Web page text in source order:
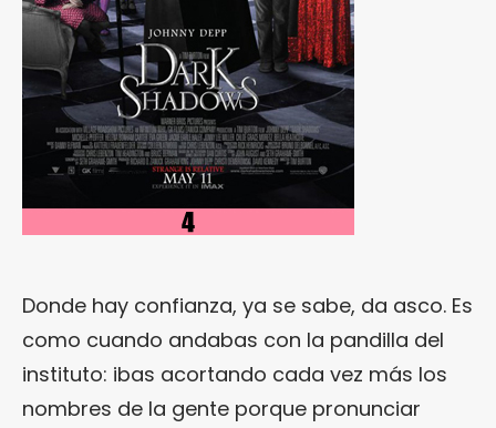
Donde hay confianza, ya se sabe, da asco. Es
como cuando andabas con la pandilla del
instituto: ibas acortando cada vez más los
nombres de la gente porque pronunciar